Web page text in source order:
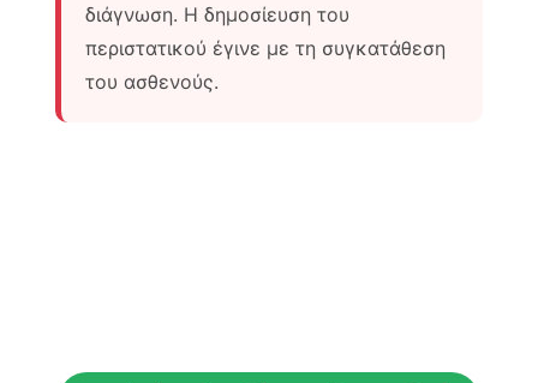
διάγνωση. Η δημοσίευση του
περιστατικού έγινε με τη συγκατάθεση
του ασθενούς.